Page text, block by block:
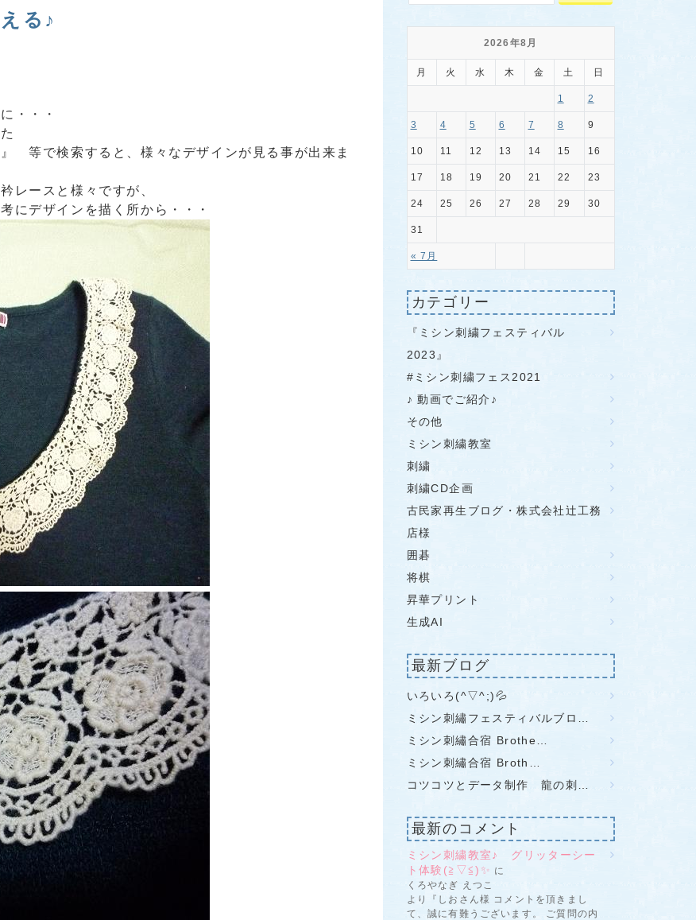
る♪
・・・
等で検索すると、様々なデザインが見る事が出来ま
レースと様々ですが、
にデザインを描く所から・・・
2026年8月
月 火 水 木 金 土 日
« 7月
1 2
3 4 5 6 7 8 9
10 11 12 13 14 15 16
17 18 19 20 21 22 23
24 25 26 27 28 29 30
31
カテゴリー
『ミシン刺繍フェスティバル
2023』
#ミシン刺繍フェス2021
♪ 動画でご紹介♪
その他
ミシン刺繍教室
刺繍
刺繍CD企画
古民家再生ブログ・株式会社辻工務
店様
囲碁
将棋
昇華プリント
生成AI
最新ブログ
いろいろ(^▽^;)💦
ミシン刺繡フェスティバルブロ…
ミシン刺繡合宿 Brothe…
ミシン刺繡合宿 Broth…
コツコツとデータ制作 龍の刺…
最新のコメント
ミシン刺繍教室♪ グリッターシー
ト体験(≧▽≦)✨ に
くろやなぎ えつこ
より『しおさん様 コメントを頂きまし
て、誠に有難うございます。 ご質問の内